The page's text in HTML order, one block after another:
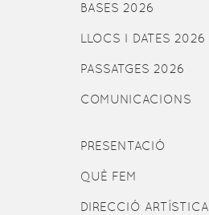
BASES 2026
LLOCS I DATES 2026
PASSATGES 2026
COMUNICACIONS
PRESENTACIÓ
QUÈ FEM
DIRECCIÓ ARTÍSTICA